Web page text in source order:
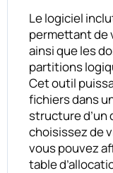
Le logiciel
permettant de
ainsi que les
partitions
Cet outil
fichiers dans
structure d’un
choisissez de
vous pouvez
table